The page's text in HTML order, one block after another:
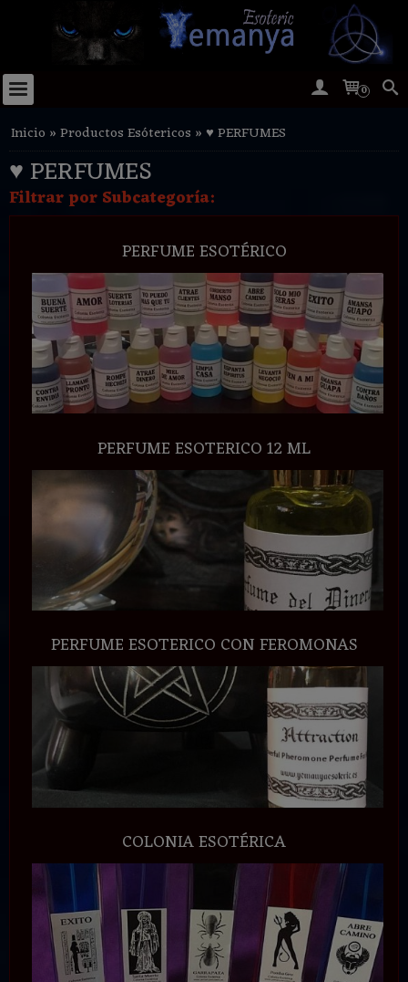
0
Inicio »Productos Esótericos »♥ PERFUMES
♥ PERFUMES
Filtrar por Subcategoría:
PERFUME ESOTÉRICO
PERFUME ESOTERICO 12 ML
PERFUME ESOTERICO CON FEROMONAS
COLONIA ESOTÉRICA